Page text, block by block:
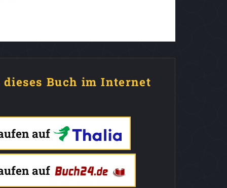
dieses Buch im Internet
auf
auf